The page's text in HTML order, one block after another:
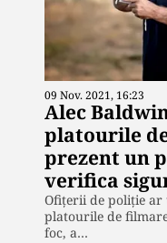
09 Nov. 2021, 16:23
Alec
platourile
prezent un
verifica
Ofiţerii de poliţie ar
platourile de
foc, a…